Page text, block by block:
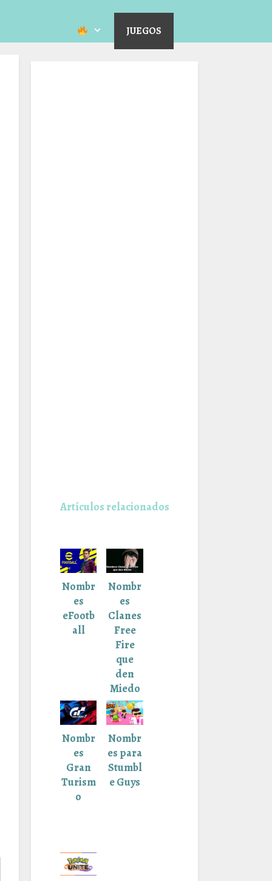
JUEGOS
Artículos relacionados
Nombr
es
eFootb
all
Nombr
es
Clanes
Free
Fire
que
den
Miedo
Nombr
es
Gran
Turism
o
Nombr
es para
Stumbl
e Guys